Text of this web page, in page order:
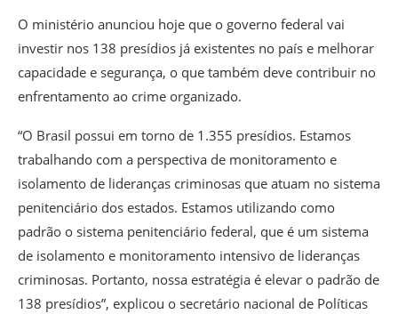
O ministério anunciou hoje que o governo federal vai
investir nos 138 presídios já existentes no país e melhorar
capacidade e segurança, o que também deve contribuir no
enfrentamento ao crime organizado.
“O Brasil possui em torno de 1.355 presídios. Estamos
trabalhando com a perspectiva de monitoramento e
isolamento de lideranças criminosas que atuam no sistema
penitenciário dos estados. Estamos utilizando como
padrão o sistema penitenciário federal, que é um sistema
de isolamento e monitoramento intensivo de lideranças
criminosas. Portanto, nossa estratégia é elevar o padrão de
138 presídios”, explicou o secretário nacional de Políticas